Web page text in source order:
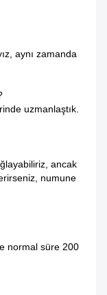
aynı zamanda
uzmanlaştık.
ancak
numune
normal süre 200